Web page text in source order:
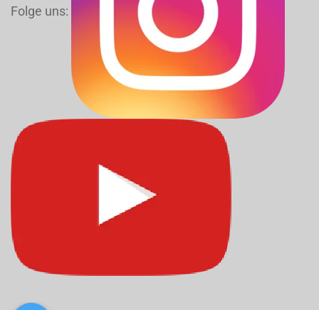
Folge uns: